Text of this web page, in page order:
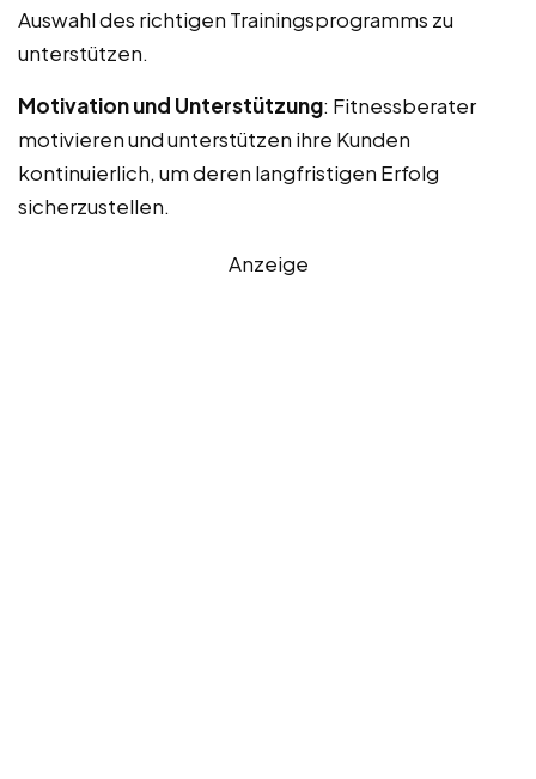
Auswahl des richtigen Trainingsprogramms zu
unterstützen.
Motivation und Unterstützung: Fitnessberater
motivieren und unterstützen ihre Kunden
kontinuierlich, um deren langfristigen Erfolg
sicherzustellen.
Anzeige